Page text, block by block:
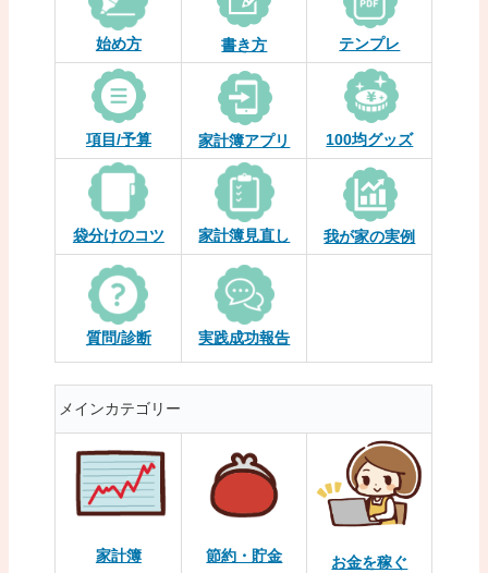
始め方 書き方 テンプレ
項目/予算 家計簿アプリ 100均グッズ
袋分けのコツ 家計簿見直し 我が家の実例
質問/診断 実践成功報告
メインカテゴリー
家計簿 節約・貯金 お金を稼ぐ